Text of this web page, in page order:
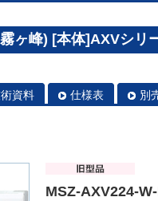
ヶ峰) [本体]AXVシリ
資料 仕様表 別
MSZ-AXV224-